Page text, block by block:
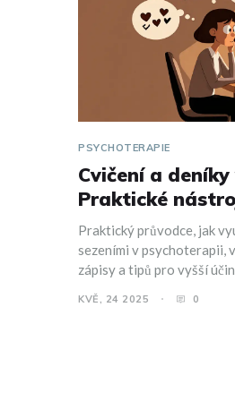
PSYCHOTERAPIE
Cvičení a
Praktické
Praktický průvodce, jak
sezeními v psychoterapii,
zápisy a tipů pro vyšší
KVĚ, 24 2025 0